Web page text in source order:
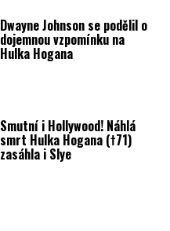
Dwayne Johnson se podělil o
dojemnou vzpomínku na
Hulka Hogana
Smutní i Hollywood! Náhlá
smrt Hulka Hogana (†71)
zasáhla i Slye